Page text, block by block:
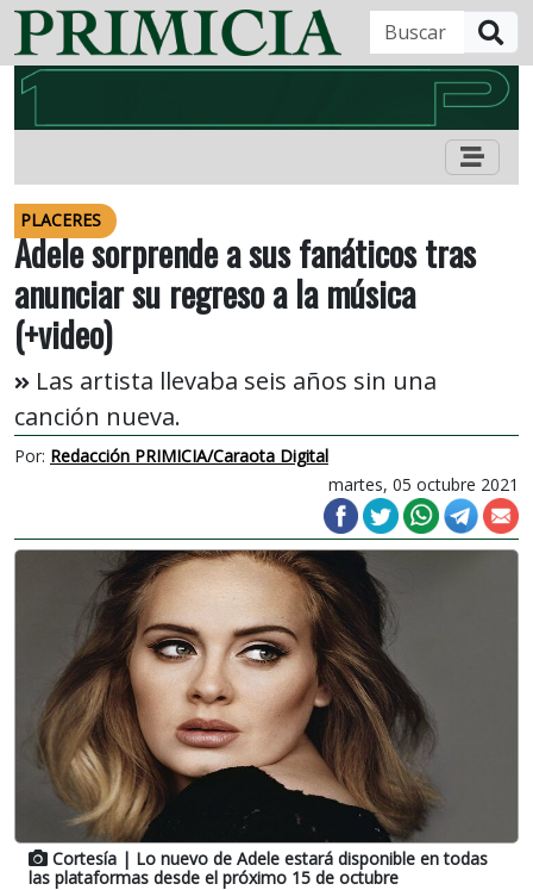
PLACERES
Adele sorprende a sus fanáticos tras
anunciar su regreso a la música
(+video)
Las artista llevaba seis años sin una
canción nueva.
Por: Redacción PRIMICIA/Caraota Digital
martes, 05 octubre 2021
Cortesía | Lo nuevo de Adele estará disponible en todas
las plataformas desde el próximo 15 de octubre